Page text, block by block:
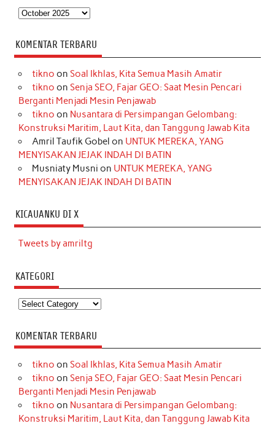
Arsip
KOMENTAR TERBARU
tikno on Soal Ikhlas, Kita Semua Masih Amatir
tikno on Senja SEO, Fajar GEO: Saat Mesin Pencari
Berganti Menjadi Mesin Penjawab
tikno on Nusantara di Persimpangan Gelombang:
Konstruksi Maritim, Laut Kita, dan Tanggung Jawab Kita
Amril Taufik Gobel on UNTUK MEREKA, YANG
MENYISAKAN JEJAK INDAH DI BATIN
Musniaty Musni on UNTUK MEREKA, YANG
MENYISAKAN JEJAK INDAH DI BATIN
KICAUANKU DI X
Tweets by amriltg
KATEGORI
Kategori
KOMENTAR TERBARU
tikno on Soal Ikhlas, Kita Semua Masih Amatir
tikno on Senja SEO, Fajar GEO: Saat Mesin Pencari
Berganti Menjadi Mesin Penjawab
tikno on Nusantara di Persimpangan Gelombang:
Konstruksi Maritim, Laut Kita, dan Tanggung Jawab Kita